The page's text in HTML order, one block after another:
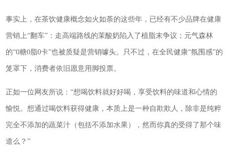
事实上，在茶饮健康概念如火如荼的这些年，已经有不少品牌在健康
营销上“翻车”：走高端路线的茉酸奶陷入了植脂末争议；元气森林
的“0糖0脂0卡”也被质疑是营销噱头。只不过，在全民健康“氛围感”的
笼罩下，消费者依旧愿意用脚投票。
正如一位网友所说：“想喝饮料就好好喝，享受饮料的味道和心情的
愉悦。想通过喝饮料获得健康，本质上是一种自欺欺人，除非是纯粹
完全不添加的蔬菜汁（包括不添加水果），然而你真的受得了那个味
道么？”